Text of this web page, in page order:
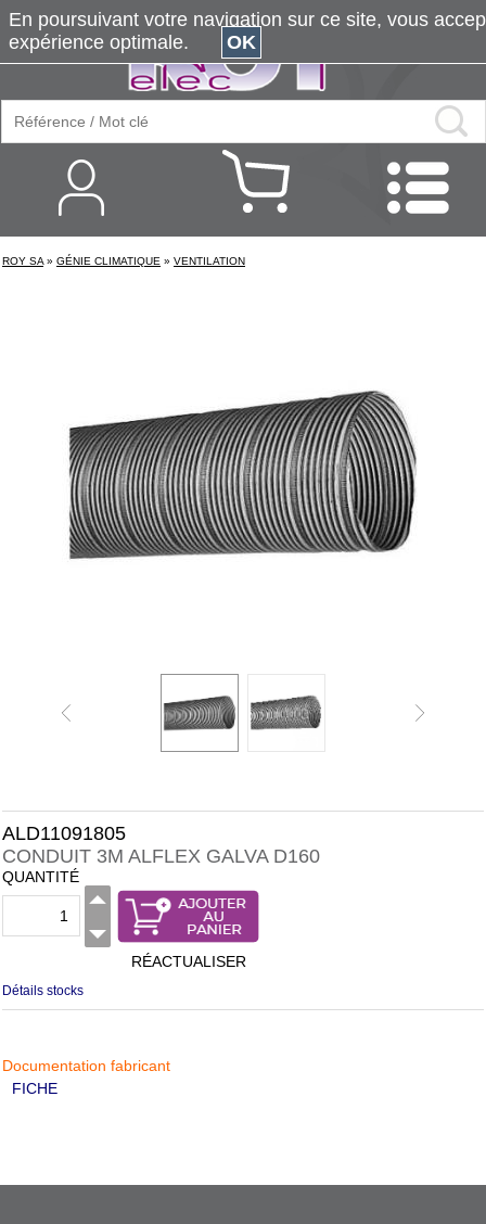
ROY SA » GÉNIE CLIMATIQUE » VENTILATION
ALD11091805
CONDUIT 3M ALFLEX GALVA D160
QUANTITÉ
RÉACTUALISER
Détails stocks
Documentation fabricant
FICHE
En poursuivant votre navigation sur ce site, vous
expérience optimale.
OK